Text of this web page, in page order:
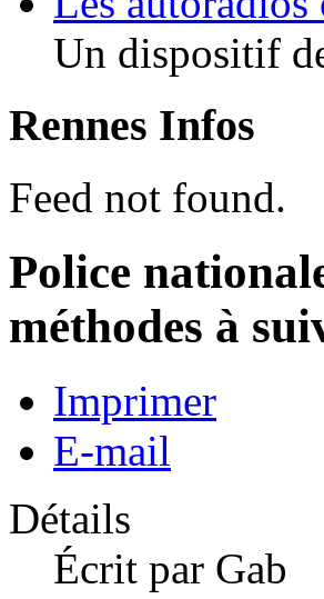
Un dispositif
Rennes Infos
Feed not found.
Police
méthodes à
Imprimer
E-mail
Détails
Écrit par Gab